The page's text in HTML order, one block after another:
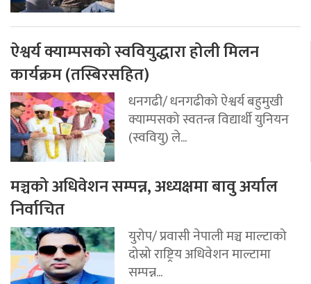
ऐश्वर्य क्याम्पसको स्ववियुद्धारा होली मिलन
कार्यक्रम (तस्बिरसहित)
धनगढी/ धनगढीको ऐश्वर्य बहुमुखी
क्याम्पसको स्वतन्त्र विद्यार्थी युनियन
(स्ववियु) ले...
मञ्चको अधिवेशन सम्पन्न, अध्यक्षमा बावु अर्याल
निर्वाचित
युरोप/ प्रवासी नेपाली मञ्च माल्टाको
दोस्रो राष्ट्रिय अधिवेशन माल्टामा
सम्पन्न...